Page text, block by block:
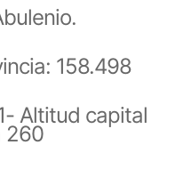
158.498
Altitud capital
260